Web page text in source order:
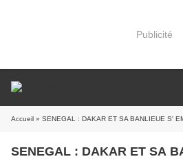
Publicité
Accueil » SENEGAL : DAKAR ET SA BANLIEUE S'
SENEGAL : DAKAR ET SA